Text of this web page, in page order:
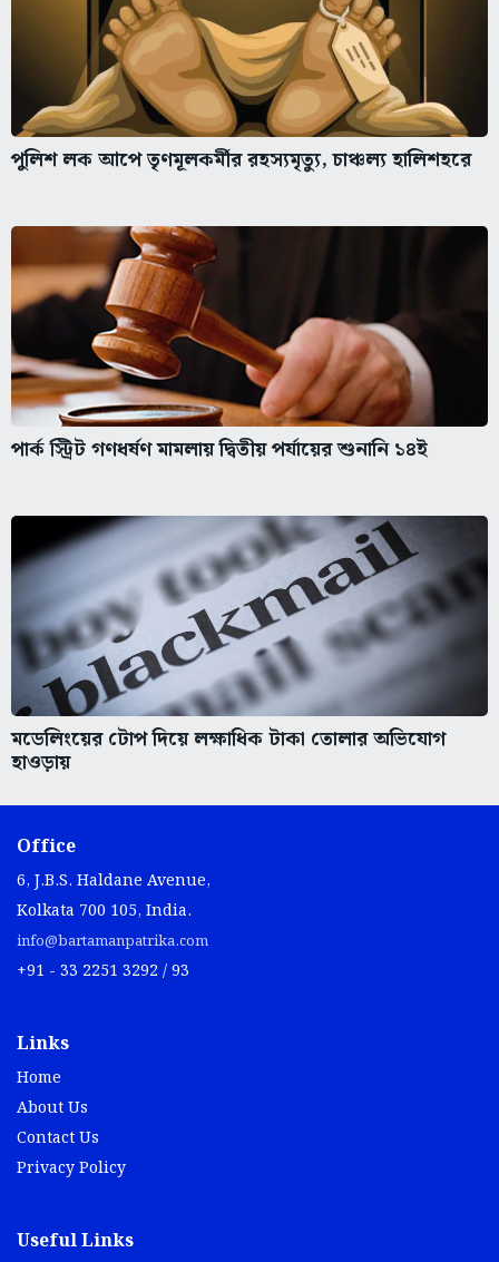
পুলিশ লক আপে তৃণমূলকর্মীর রহস্যমৃত্যু, চাঞ্চল্য হালিশহরে
পার্ক স্ট্রিট গণধর্ষণ মামলায় দ্বিতীয় পর্যায়ের শুনানি ১৪ই
মডেলিংয়ের টোপ দিয়ে লক্ষাধিক টাকা তোলার অভিযোগ
হাওড়ায়
Office
6, J.B.S. Haldane Avenue,
Kolkata 700 105, India.
info@bartamanpatrika.com
+91 - 33 2251 3292 / 93
Links
Home
About Us
Contact Us
Privacy Policy
Useful Links